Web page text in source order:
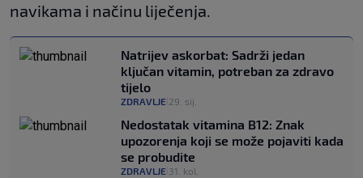
navikama i načinu liječenja.
Natrijev askorbat: Sadrži jedan
ključan vitamin, potreban za zdravo
tijelo
ZDRAVLJE 29. sij.
Nedostatak vitamina B12: Znak
upozorenja koji se može pojaviti kada
se probudite
ZDRAVLJE 31. kol.